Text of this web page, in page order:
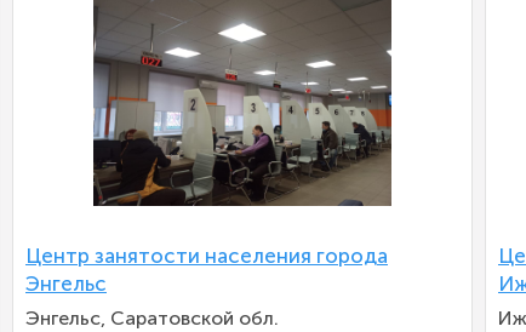
Центр занятости населения города
Энгельс
Энгельс, Саратовской обл.